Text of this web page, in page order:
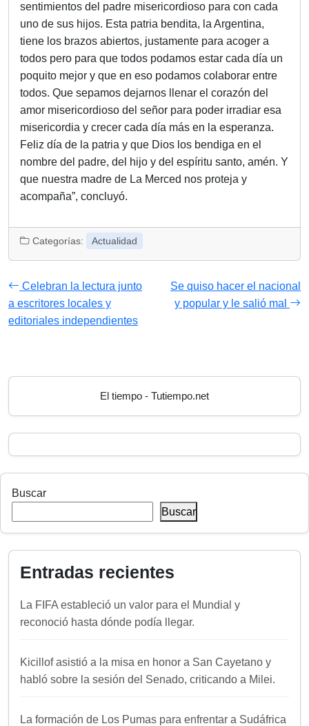
sentimientos del padre misericordioso para con cada
uno de sus hijos. Esta patria bendita, la Argentina,
tiene los brazos abiertos, justamente para acoger a
todos pero para que todos podamos estar cada día un
poquito mejor y que en eso podamos colaborar entre
todos. Que sepamos dejarnos llenar el corazón del
amor misericordioso del señor para poder irradiar esa
misericordia y crecer cada día más en la esperanza.
Feliz día de la patria y que Dios los bendiga en el
nombre del padre, del hijo y del espíritu santo, amén. Y
que nuestra madre de La Merced nos proteja y
acompaña”, concluyó.
Categorías: Actualidad
Celebran la lectura junto
a escritores locales y
editoriales independientes
Se quiso hacer el nacional
y popular y le salió mal
El tiempo - Tutiempo.net
Buscar
Buscar
Entradas recientes
La FIFA estableció un valor para el Mundial y
reconoció hasta dónde podía llegar.
Kicillof asistió a la misa en honor a San Cayetano y
habló sobre la sesión del Senado, criticando a Milei.
La formación de Los Pumas para enfrentar a Sudáfrica